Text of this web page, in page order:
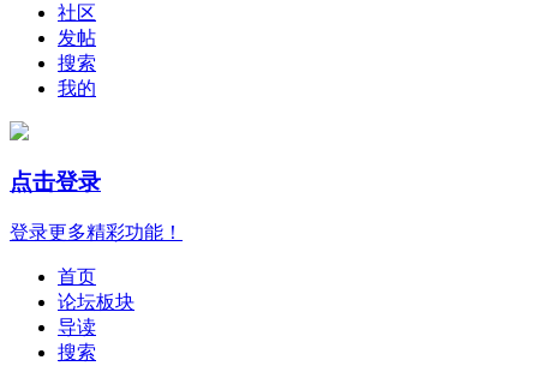
社区
发帖
搜索
我的
点击登录
登录更多精彩功能！
首页
论坛板块
导读
搜索